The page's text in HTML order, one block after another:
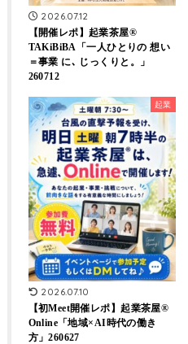
2026.07.12
【開催レポ】起業茶屋®
TAKiBiBA「一人ひとりの 想い
＝事業 に､ じっくりと。」
260712
起業
2026.07.10
【初Meet開催レポ】起業茶屋®
Online「地域×AI時代の働き
方」260627